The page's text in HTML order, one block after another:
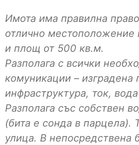
Имота има правилна
отлично местоположение
и площ от 500 кв.м.
Разполага с всички
комуникации – изградена
инфраструктура, ток,
Разполага със собствен
(бита е сонда в парцела).
улица. В непосредствена